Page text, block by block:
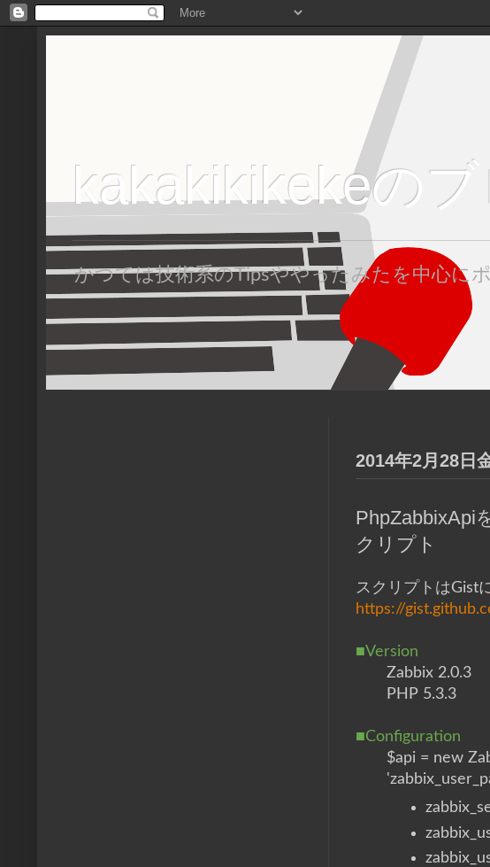
kakakikikekeのブ
かつては技術系のTipsややったみたを中心に
2014年2月28日
PhpZabbixApi
クリプト
スクリプトはGist
https://
■Version
Zabbix 2.0.3
PHP 5.3.3
■Configuration
$api = new